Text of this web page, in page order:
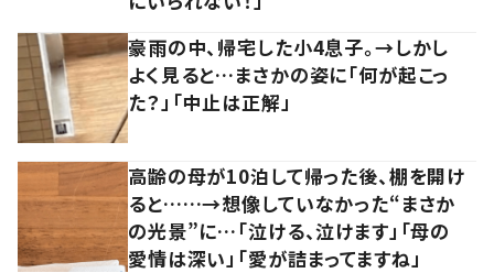
豪雨の中、帰宅した小4息子。→しかし
よく見ると…まさかの姿に「何が起こっ
た？」「中止は正解」
高齢の母が10泊して帰った後、棚を開け
ると……→想像していなかった“まさか
の光景”に…「泣ける、泣けます」「母の
愛情は深い」「愛が詰まってますね」